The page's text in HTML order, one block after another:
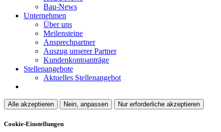
Bau-News
Unternehmen
Über uns
Meilensteine
Ansprechpartner
Auszug unserer Partner
Kundenkontoanträge
Stellenangebote
Aktuelles Stellenangebot
Alle akzeptieren Nein, anpassen Nur erforderliche akzeptieren
Cookie-Einstellungen